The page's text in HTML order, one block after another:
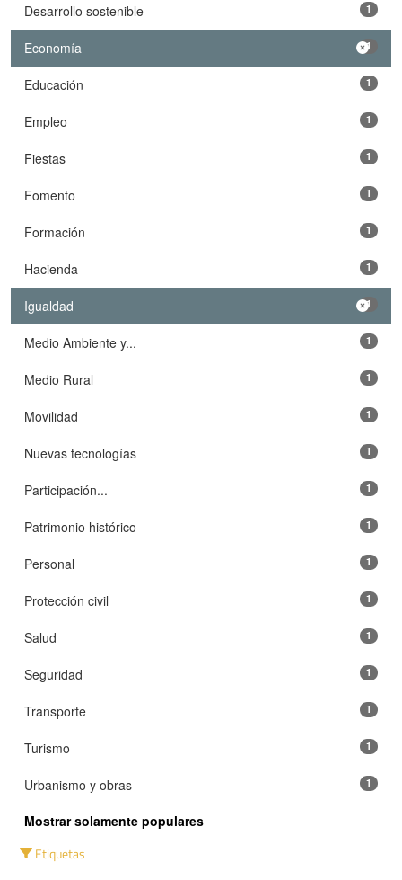
Desarrollo sostenible 1
Economía 1
Educación 1
Empleo 1
Fiestas 1
Fomento 1
Formación 1
Hacienda 1
Igualdad 1
Medio Ambiente y... 1
Medio Rural 1
Movilidad 1
Nuevas tecnologías 1
Participación... 1
Patrimonio histórico 1
Personal 1
Protección civil 1
Salud 1
Seguridad 1
Transporte 1
Turismo 1
Urbanismo y obras 1
Mostrar solamente populares
Etiquetas